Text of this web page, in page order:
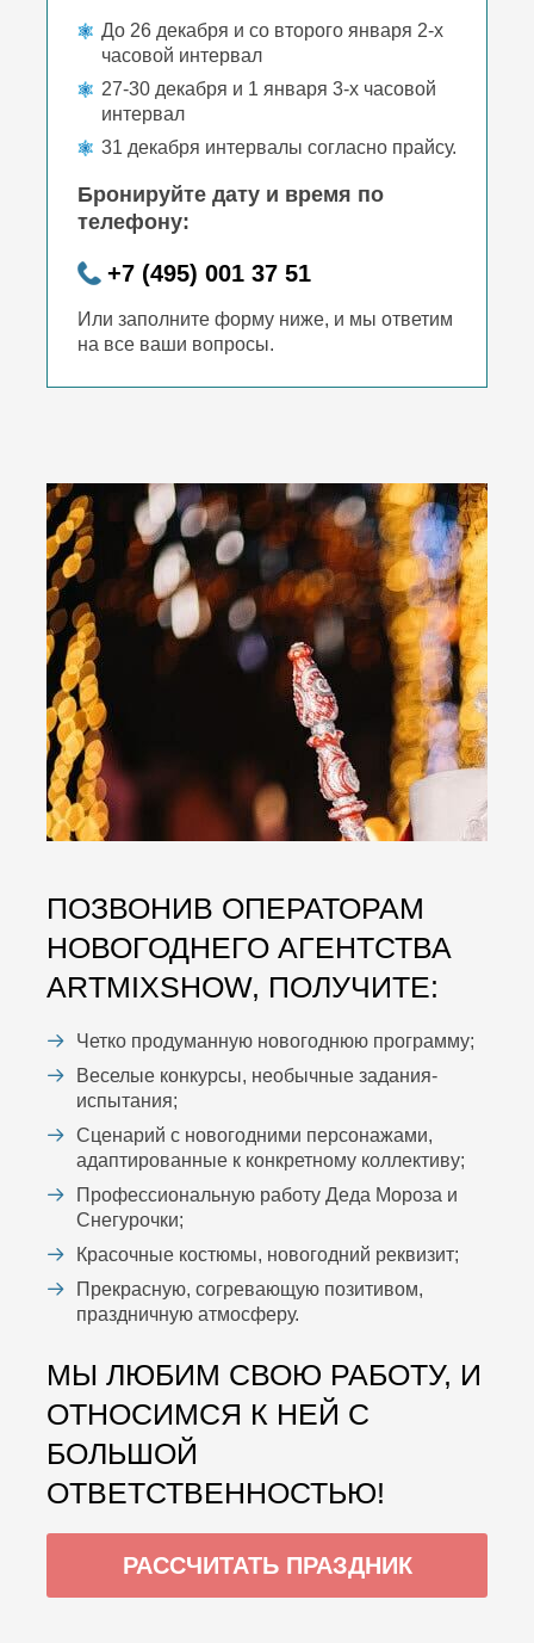
До 26 декабря и со второго января 2-х
часовой интервал
27-30 декабря и 1 января 3-х часовой
интервал
31 декабря интервалы согласно прайсу.
Бронируйте дату и время по
телефону:
+7 (495) 001 37 51
Или заполните форму ниже, и мы ответим
на все ваши вопросы.
ПОЗВОНИВ ОПЕРАТОРАМ
НОВОГОДНЕГО АГЕНТСТВА
ARTMIXSHOW, ПОЛУЧИТЕ:
Четко продуманную новогоднюю программу;
Веселые конкурсы, необычные задания-
испытания;
Сценарий с новогодними персонажами,
адаптированные к конкретному коллективу;
Профессиональную работу Деда Мороза и
Снегурочки;
Красочные костюмы, новогодний реквизит;
Прекрасную, согревающую позитивом,
праздничную атмосферу.
МЫ ЛЮБИМ СВОЮ РАБОТУ, И
ОТНОСИМСЯ К НЕЙ С
БОЛЬШОЙ
ОТВЕТСТВЕННОСТЬЮ!
РАССЧИТАТЬ ПРАЗДНИК